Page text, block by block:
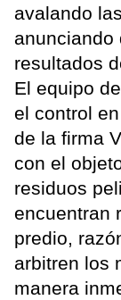
avalando
anunciando
resultados
El equipo
el control
de la firma
con el
residuos
encuentran
predio,
arbitren los
manera